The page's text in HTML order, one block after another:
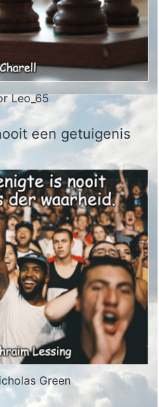
Leo_65
een getuigenis
Green